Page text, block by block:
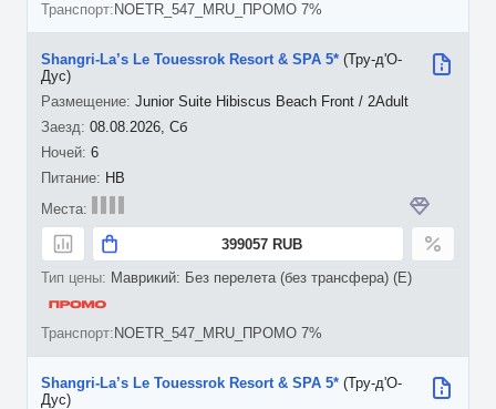
NOETR_547_MRU_ПРОМО 7%
08.08.2026, Сб
6
Shangri-La’s Le Touessrok Resort & SPA 5* (Тру-д'О-
Дус)
Junior Suite Hibiscus Beach Front / 2Adult
HB
399057 RUB
Маврикий: Без перелета (без трансфера) (E)
NOETR_547_MRU_ПРОМО 7%
Shangri-La’s Le Touessrok Resort & SPA 5* (Тру-д'О-
Дус)